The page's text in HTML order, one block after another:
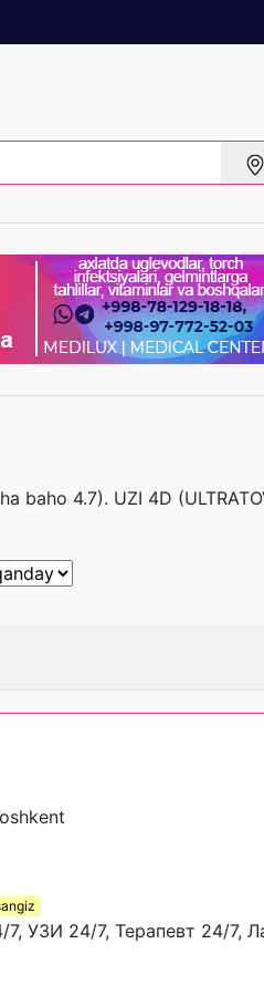
baho 4.7). UZI 4D
УЗИ 24/7, Терапевт 24/7,